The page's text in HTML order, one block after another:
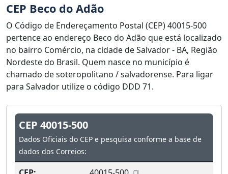
CEP Beco do Adão
O Código de Endereçamento Postal (CEP) 40015-500
pertence ao endereço Beco do Adão que está localizado
no bairro Comércio, na cidade de Salvador - BA, Região
Nordeste do Brasil. Quem nasce no município é
chamado de soteropolitano / salvadorense. Para ligar
para Salvador utilize o código DDD 71.
CEP 40015-500
Dados Oficiais do CEP e pesquisa conforme a base de
dados dos Correios: